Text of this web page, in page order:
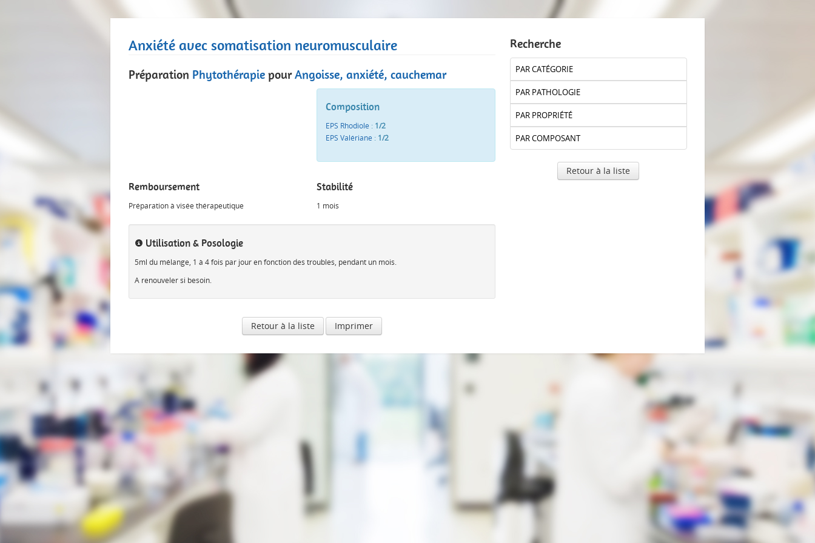
Anxiété avec somatisation neuromusculaire
Préparation Phytothérapie pourAngoisse, anxiété, cauchemar
Composition
EPS Rhodiole : 1/2
EPS Valériane : 1/2
Remboursement
Préparation à visée thérapeutique
Stabilité
1 mois
Utilisation & Posologie
5ml du mélange, 1 à 4 fois par jour en fonction des troubles, pendant un mois.
A renouveler si besoin.
Retour à la liste Imprimer
Recherche
PAR CATÉGORIE
PAR PATHOLOGIE
PAR PROPRIÉTÉ
PAR COMPOSANT
Retour à la liste